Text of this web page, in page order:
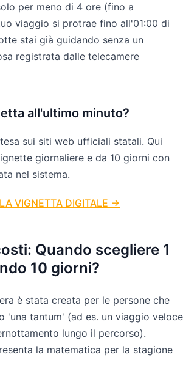
per meno di 4 ore (fino a
viaggio si protrae fino all'01:00 di
stai già guidando senza un
registrata dalle telecamere
all'ultimo minuto?
sui siti web ufficiali statali. Qui
giornaliere e da 10 giorni con
nel sistema.
VIGNETTA DIGITALE →
Quando scegliere 1
10 giorni?
è stata creata per le persone che
'una tantum' (ad es. un viaggio veloce
lungo il percorso).
la matematica per la stagione